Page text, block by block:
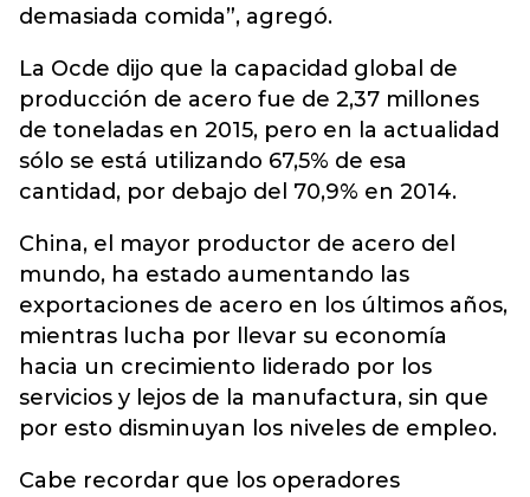
demasiada comida”, agregó.
La Ocde dijo que la capacidad global de
producción de acero fue de 2,37 millones
de toneladas en 2015, pero en la actualidad
sólo se está utilizando 67,5% de esa
cantidad, por debajo del 70,9% en 2014.
China, el mayor productor de acero del
mundo, ha estado aumentando las
exportaciones de acero en los últimos años,
mientras lucha por llevar su economía
hacia un crecimiento liderado por los
servicios y lejos de la manufactura, sin que
por esto disminuyan los niveles de empleo.
Cabe recordar que los operadores